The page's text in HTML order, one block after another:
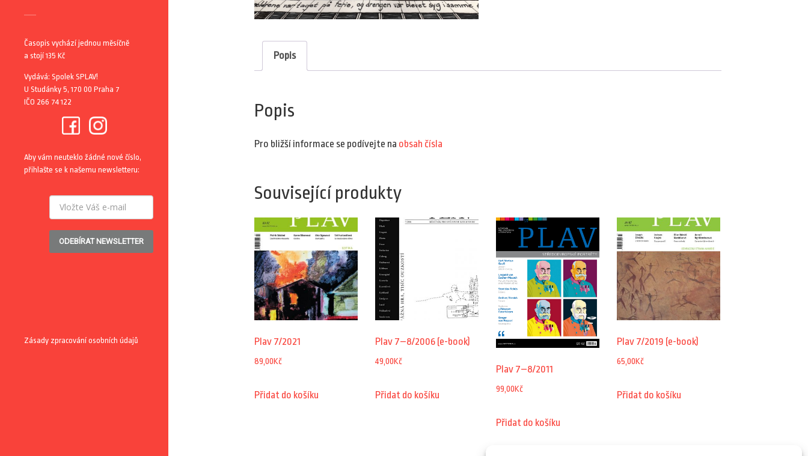
Časopis vychází jednou měsíčně
a stojí 135 Kč
Vydává: Spolek SPLAV!
U Studánky 5, 170 00 Praha 7
IČO 266 74 122
Aby vám neuteklo žádné nové číslo,
přihlašte se k našemu newsletteru:
ODEBÍRAT NEWSLETTER
Zásady zpracování osobních údajů
Popis
Popis
Pro bližší informace se podívejte na obsah čísla
Související produkty
Plav 7/2021
89,00Kč
Přidat do košíku
Plav 7–8/2006 (e-book)
49,00Kč
Přidat do košíku
Plav 7–8/2011
99,00Kč
Přidat do košíku
Plav 7/2019 (e-book)
65,00Kč
Přidat do košíku